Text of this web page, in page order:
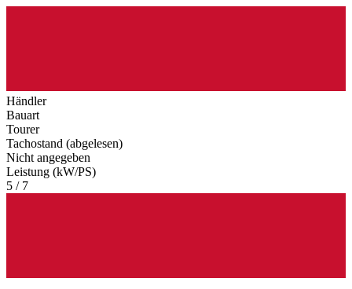
Händler
Bauart
Tourer
Tachostand (abgelesen)
Nicht angegeben
Leistung (kW/PS)
5 / 7